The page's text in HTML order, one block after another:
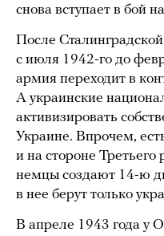
снова вступает в бой
После
с июля 1942-го до
армия переходит в
А украинские
активизировать
Украине. Впрочем,
и на стороне Третьего
немцы создают 14-ю
в нее берут только
В апреле 1943 года у